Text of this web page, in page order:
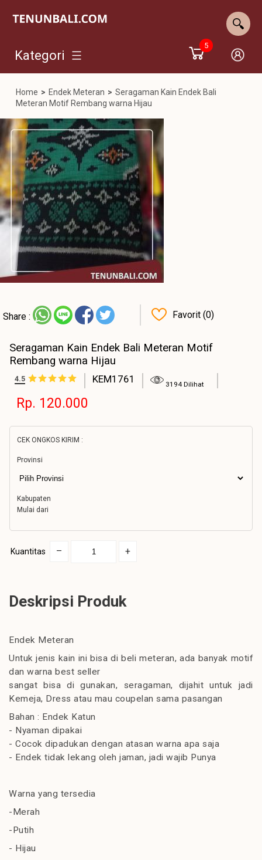
Kategori
5
Home > Endek Meteran > Seragaman Kain Endek Bali
Meteran Motif Rembang warna Hijau
Share : Favorit (0)
Seragaman Kain Endek Bali Meteran Motif
Rembang warna Hijau
4.5 KEM1761 3194 Dilihat
Rp. 120.000
CEK ONGKOS KIRIM :
Provinsi
Kabupaten
Mulai dari
Kuantitas – +
Deskripsi Produk
Endek Meteran
Untuk jenis kain ini bisa di beli meteran, ada banyak motif
dan warna best seller
sangat bisa di gunakan, seragaman, dijahit untuk jadi
Kemeja, Dress atau mau coupelan sama pasangan
Bahan : Endek Katun
- Nyaman dipakai
- Cocok dipadukan dengan atasan warna apa saja
- Endek tidak lekang oleh jaman, jadi wajib Punya
Warna yang tersedia
-Merah
-Putih
- Hijau